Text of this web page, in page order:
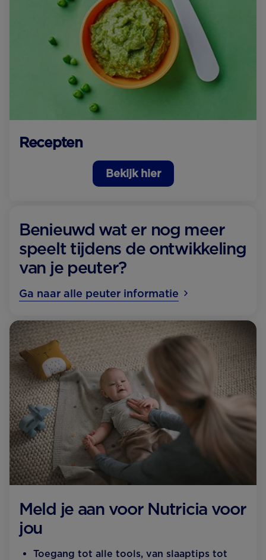
Recepten
Bekijk hier
Benieuwd wat er nog meer
speelt tijdens de ontwikkeling
van je peuter?
Ga naar alle peuter informatie
Meld je aan voor Nutricia voor
jou
Toegang tot alle tools, van slaaptips tot